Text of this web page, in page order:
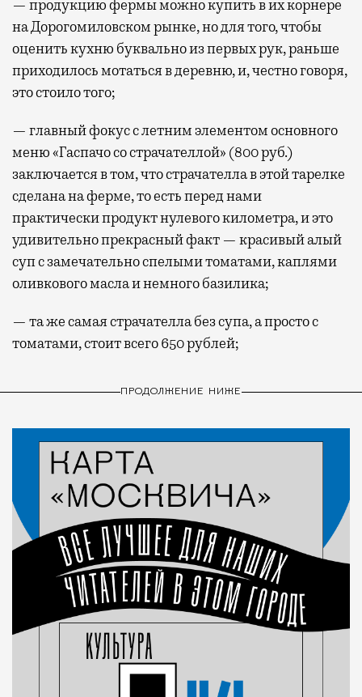
— продукцию фермы можно купить в их корнере
на Дорогомиловском рынке, но для того, чтобы
оценить кухню буквально из первых рук, раньше
приходилось мотаться в деревню, и, честно говоря,
это стоило того;
— главный фокус с летним элементом основного
меню «Гаспачо со страчателлой» (800 руб.)
заключается в том, что страчателла в этой тарелке
сделана на ферме, то есть перед нами
практически продукт нулевого километра, и это
удивительно прекрасный факт — красивый алый
суп с замечательно спелыми томатами, каплями
оливкового масла и немного базилика;
— та же самая страчателла без супа, а просто с
томатами, стоит всего 650 рублей;
ПРОДОЛЖЕНИЕ НИЖЕ